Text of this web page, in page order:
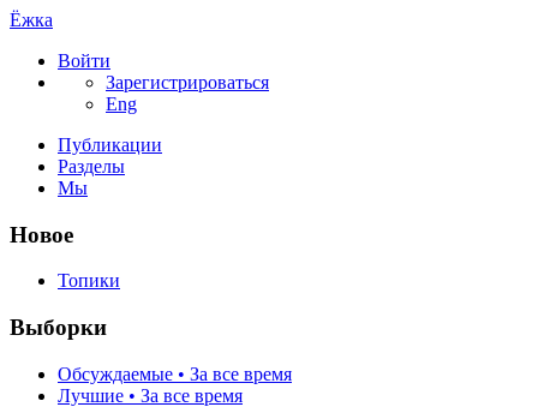
Ёжка
Войти
Зарегистрироваться
Eng
Публикации
Разделы
Мы
Новое
Топики
Выборки
Обсуждаемые • За все время
Лучшие • За все время